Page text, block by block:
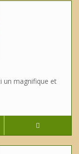
un magnifique et